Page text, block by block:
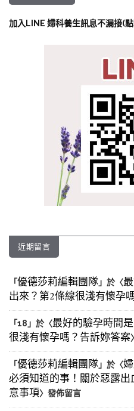
加入LINE 婦科養生訊息不漏接(
近期留言
「優德莎莉編輯團隊」於〈
出來？第2條線很淺有懷孕
「18 」於〈最好的驗孕時間
很淺有懷孕嗎？告訴妳答案
「優德莎莉編輯團隊」於〈
必須知道的事！關於惡露
意事項〉發佈留言